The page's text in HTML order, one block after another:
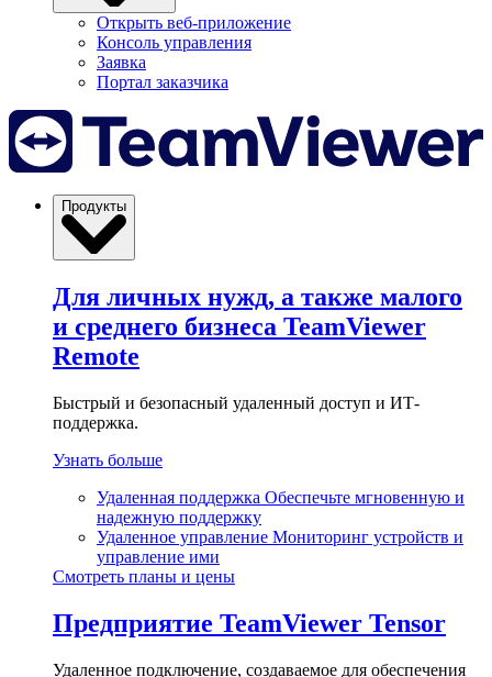
Открыть веб-приложение
Консоль управления
Заявка
Портал заказчика
Продукты
Для личных нужд, а также малого
и среднего бизнеса TeamViewer
Remote
Быстрый и безопасный удаленный доступ и ИТ-
поддержка.
Узнать больше
Удаленная поддержка Обеспечьте мгновенную и
надежную поддержку
Удаленное управление Мониторинг устройств и
управление ими
Смотреть планы и цены
Предприятие TeamViewer Tensor
Удаленное подключение, создаваемое для обеспечения